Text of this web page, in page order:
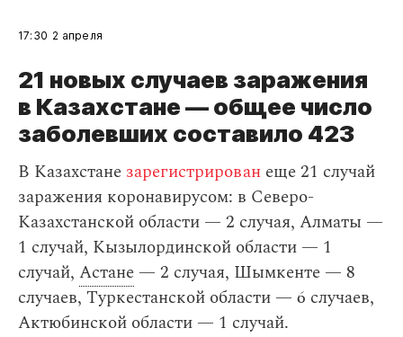
17:30 2 апреля
21 новых случаев заражения
в Казахстане — общее число
заболевших составило 423
В Казахстане зарегистрирован еще 21 случай
заражения коронавирусом: в Северо-
Казахстанской области — 2 случая, Алматы —
1 случай, Кызылординской области — 1
случай, Астане — 2 случая, Шымкенте — 8
случаев, Туркестанской области — 6 случаев,
Актюбинской области — 1 случай.